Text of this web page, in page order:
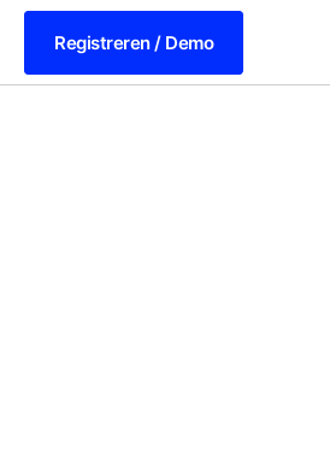
Registreren / Demo